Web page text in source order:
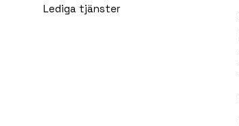
Lediga tjänster